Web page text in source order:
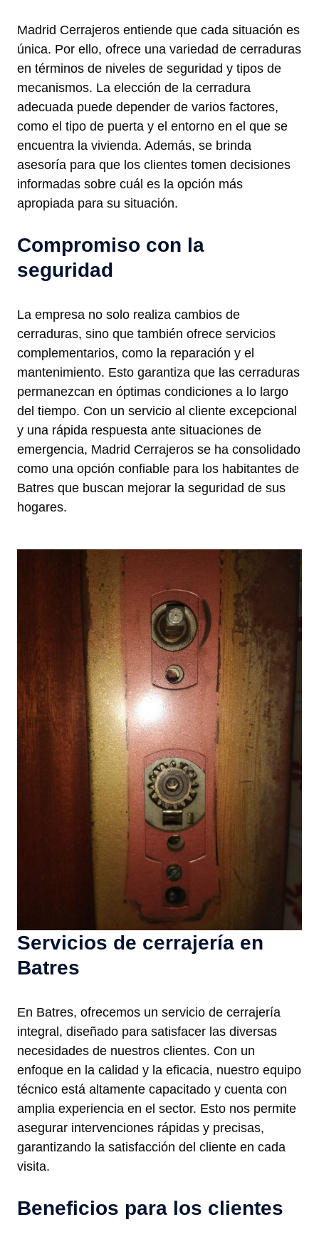
Madrid Cerrajeros entiende que cada situación es
única. Por ello, ofrece una variedad de cerraduras
en términos de niveles de seguridad y tipos de
mecanismos. La elección de la cerradura
adecuada puede depender de varios factores,
como el tipo de puerta y el entorno en el que se
encuentra la vivienda. Además, se brinda
asesoría para que los clientes tomen decisiones
informadas sobre cuál es la opción más
apropiada para su situación.
Compromiso con la
seguridad
La empresa no solo realiza cambios de
cerraduras, sino que también ofrece servicios
complementarios, como la reparación y el
mantenimiento. Esto garantiza que las cerraduras
permanezcan en óptimas condiciones a lo largo
del tiempo. Con un servicio al cliente excepcional
y una rápida respuesta ante situaciones de
emergencia, Madrid Cerrajeros se ha consolidado
como una opción confiable para los habitantes de
Batres que buscan mejorar la seguridad de sus
hogares.
Servicios de cerrajería en
Batres
En Batres, ofrecemos un servicio de cerrajería
integral, diseñado para satisfacer las diversas
necesidades de nuestros clientes. Con un
enfoque en la calidad y la eficacia, nuestro equipo
técnico está altamente capacitado y cuenta con
amplia experiencia en el sector. Esto nos permite
asegurar intervenciones rápidas y precisas,
garantizando la satisfacción del cliente en cada
visita.
Beneficios para los clientes